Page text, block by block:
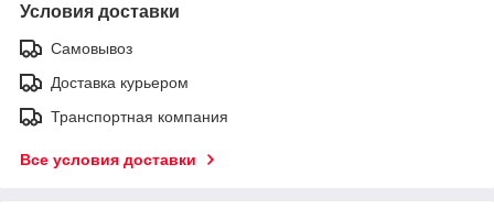
Условия доставки
Самовывоз
Доставка курьером
Транспортная компания
Все условия доставки